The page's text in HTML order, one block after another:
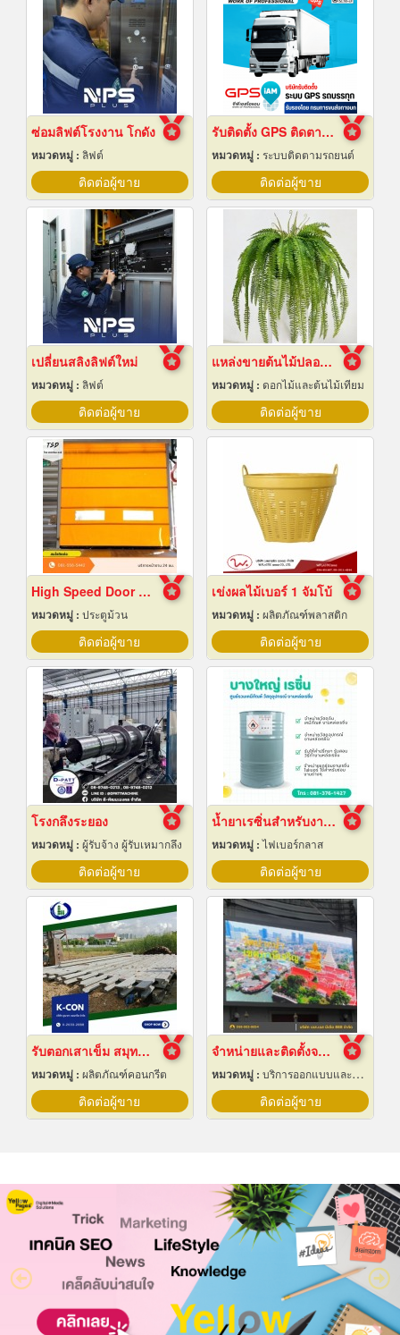
ซ่อมลิฟต์โรงงาน โกดัง
หมวดหมู่ : ลิฟต์
ติดต่อผู้ขาย
รับติดตั้ง GPS ติดตามรถบรรทุก
หมวดหมู่ : ระบบติดตามรถยนต์
ติดต่อผู้ขาย
เปลี่ยนสลิงลิฟต์ใหม่
หมวดหมู่ : ลิฟต์
ติดต่อผู้ขาย
แหล่งขายต้นไม้ปลอมราคาถูก
หมวดหมู่ : ดอกไม้และต้นไม้เทียม
ติดต่อผู้ขาย
High Speed Door สมุทรปราการ
หมวดหมู่ : ประตูม้วน
ติดต่อผู้ขาย
เข่งผลไม้เบอร์ 1 จัมโบ้
หมวดหมู่ : ผลิตภัณฑ์พลาสติก
ติดต่อผู้ขาย
โรงกลึงระยอง
หมวดหมู่ : ผู้รับจ้าง ผู้รับเหมากลึง
ติดต่อผู้ขาย
น้ำยาเรซิ่นสำหรับงานหล่อไฟเบอร์กลาส ขายราคาส่ง
หมวดหมู่ :ไฟเบอร์กลาส
ติดต่อผู้ขาย
รับตอกเสาเข็ม สมุทรปราการ ราคาถูก
หมวดหมู่ : ผลิตภัณฑ์คอนกรีต
ติดต่อผู้ขาย
จำหน่ายและติดตั้งจอ LED Display Outdoor
หมวดหมู่ : บริการออกแบบและจัดทำป้ายโฆษณา 24 ชม.
ติดต่อผู้ขาย